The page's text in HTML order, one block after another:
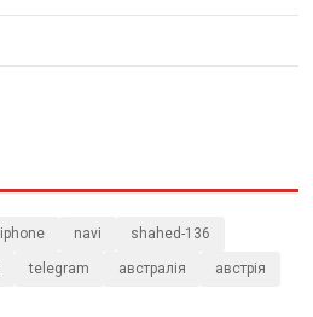
iphone navi shahed-136
telegram австралія австрія